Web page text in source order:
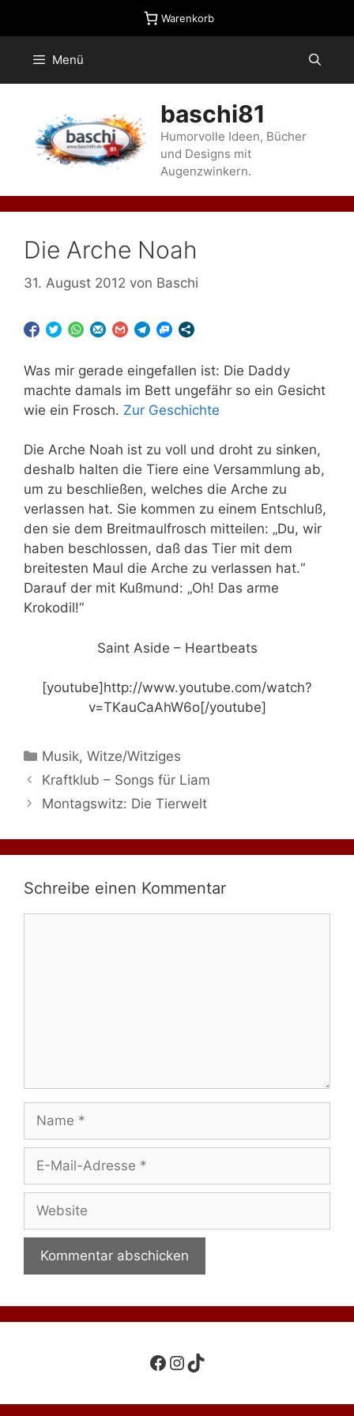
Warenkorb
Menü
baschi81
Humorvolle Ideen, Bücher
und Designs mit
Augenzwinkern.
Die Arche Noah
31. August 2012 von Baschi
Was mir gerade eingefallen ist: Die Daddy
machte damals im Bett ungefähr so ein Gesicht
wie ein Frosch. Zur Geschichte
Die Arche Noah ist zu voll und droht zu sinken,
deshalb halten die Tiere eine Versammlung ab,
um zu beschließen, welches die Arche zu
verlassen hat. Sie kommen zu einem Entschluß,
den sie dem Breitmaulfrosch mitteilen: „Du, wir
haben beschlossen, daß das Tier mit dem
breitesten Maul die Arche zu verlassen hat.“
Darauf der mit Kußmund: „Oh! Das arme
Krokodil!“
Saint Aside – Heartbeats
[youtube]http://www.youtube.com/watch?
v=TKauCaAhW6o[/youtube]
Kategorien
Musik,Witze/Witziges
Kraftklub – Songs für Liam
Montagswitz: Die Tierwelt
Schreibe einen Kommentar
Name
Adresse
Website
Facebook
Instagram
TikTok